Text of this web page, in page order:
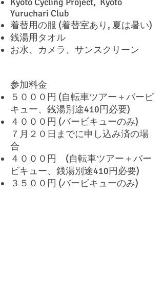
Yuruchari Club
着替用の服 (着替室あり, 夏は暑い)
銭湯用タオル
お水、カメラ、サンスクリーン
参加料金
５０００円 (自転車ツアー＋バービ
キュー、銭湯別途410円必要)
４０００円 (バービキューのみ)
７月２０日までに申し込み済の場
合
４０００円 (自転車ツアー＋バー
ビキュー、銭湯別途410円必要)
３５００円 (バービキューのみ)